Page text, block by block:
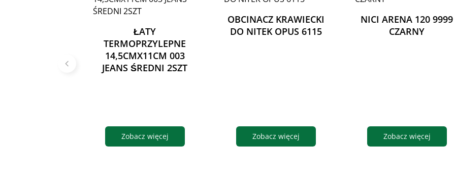
ŁATY
TERMOPRZYLEPNE
14,5CMX11CM 003
JEANS ŚREDNI 2SZT
Zobacz więcej
OBCINACZ KRAWIECKI
DO NITEK OPUS 6115
Zobacz więcej
NICI ARENA 120 9999
CZARNY
Zobacz więcej